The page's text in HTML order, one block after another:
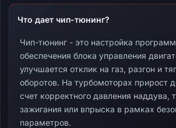
Что дает чип-тюнинг?
Чип-тюнинг - это настройка
обеспечения блока управления
улучшается отклик на газ, разгон и
оборотов. На турбомоторах прирост
счет корректного давления наддува,
зажигания или впрыска в рамках
параметров.